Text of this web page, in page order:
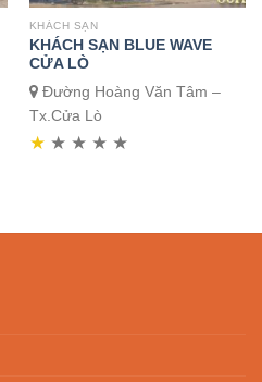
KHÁCH SẠN
KHÁCH SẠN BLUE WAVE
CỬA LÒ
Đường Hoàng Văn Tâm –
Tx.Cửa Lò
★ ★ ★ ★ ★